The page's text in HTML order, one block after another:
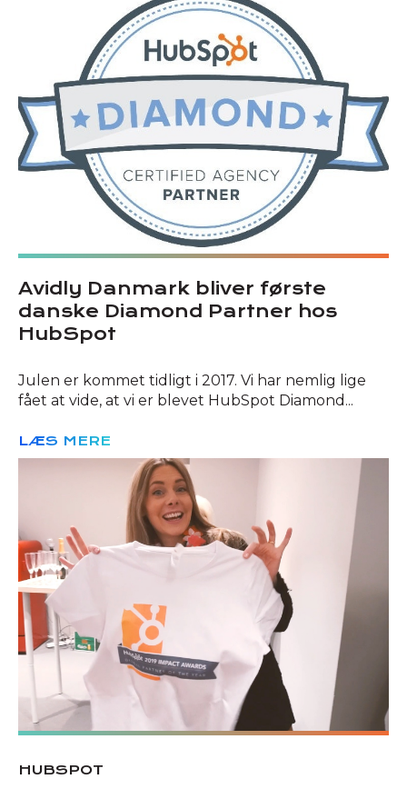
Avidly Danmark bliver første
danske Diamond Partner hos
HubSpot
Julen er kommet tidligt i 2017. Vi har nemlig lige
fået at vide, at vi er blevet HubSpot Diamond...
LÆS MERE
HUBSPOT